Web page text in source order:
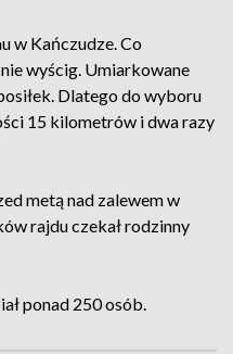
w Kańczudze. Co
wyścig. Umiarkowane
Dlatego do wyboru
15 kilometrów i dwa razy
metą nad zalewem w
rajdu czekał rodzinny
ponad 250 osób.